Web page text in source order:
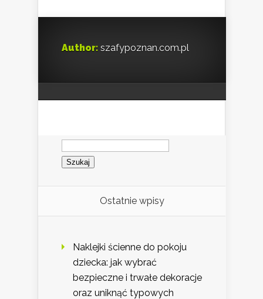
Author: szafypoznan.com.pl
Szukaj:
Ostatnie wpisy
Naklejki ścienne do pokoju
dziecka: jak wybrać
bezpieczne i trwałe dekoracje
oraz uniknąć typowych